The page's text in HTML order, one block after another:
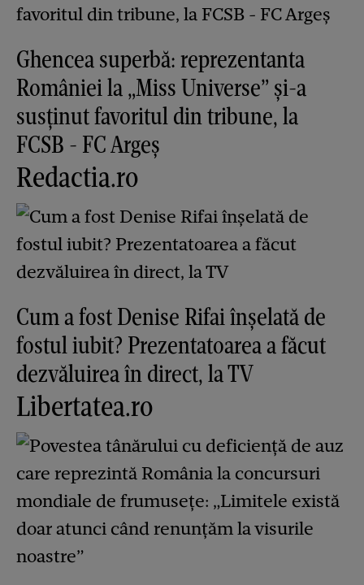
Ghencea superbă: reprezentanta
României la „Miss Universe” și-a
susținut favoritul din tribune, la
FCSB - FC Argeș
Redactia.ro
Cum a fost Denise Rifai înșelată de
fostul iubit? Prezentatoarea a făcut
dezvăluirea în direct, la TV
Libertatea.ro